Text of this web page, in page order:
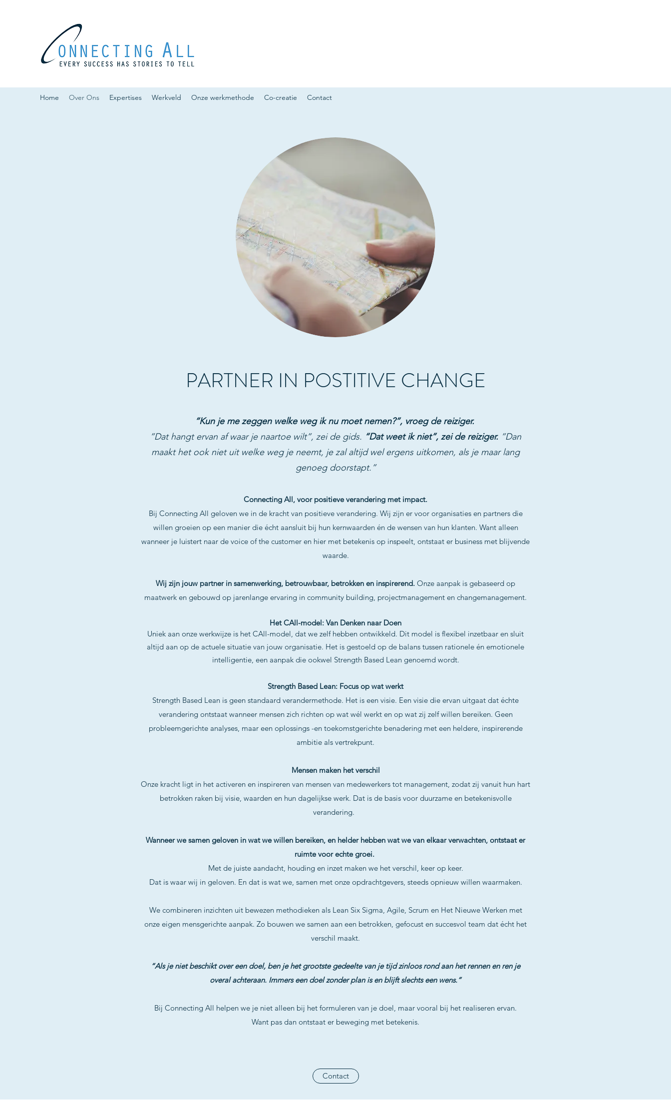
Home Over Ons Expertises Werkveld Onze werkmethode Co-creatie Contact
PARTNER IN POSTITIVE CHANGE
“Kun je me zeggen welke weg ik nu moet nemen?”, vroeg de reiziger.
”Dat hangt ervan af waar je naartoe wilt”, zei de gids. “Dat weet ik niet”, zei de reiziger. ”Dan
maakt het ook niet uit welke weg je neemt, je zal altijd wel ergens uitkomen, als je maar lang
genoeg doorstapt.”
Connecting All, voor positieve verandering met impact.
Bij Connecting All geloven we in de kracht van positieve verandering. Wij zijn er voor organisaties en partners die
willen groeien op een manier die écht aansluit bij hun kernwaarden én de wensen van hun klanten. Want alleen
wanneer je luistert naar de voice of the customer en hier met betekenis op inspeelt, ontstaat er business met blijvende
waarde.
Wij zijn jouw partner in samenwerking, betrouwbaar, betrokken en inspirerend. Onze aanpak is gebaseerd op
maatwerk en gebouwd op jarenlange ervaring in community building, projectmanagement en changemanagement.
Het CAll-model: Van Denken naar Doen
Uniek aan onze werkwijze is het CAll-model, dat we zelf hebben ontwikkeld. Dit model is flexibel inzetbaar en sluit
altijd aan op de actuele situatie van jouw organisatie. Het is gestoeld op de balans tussen rationele én emotionele
intelligentie, een aanpak die ookwel Strength Based Lean genoemd wordt.
Strength Based Lean: Focus op wat werkt
Strength Based Lean is geen standaard verandermethode. Het is een visie. Een visie die ervan uitgaat dat échte
verandering ontstaat wanneer mensen zich richten op wat wél werkt en op wat zij zelf willen bereiken. Geen
probleemgerichte analyses, maar een oplossings -en toekomstgerichte benadering met een heldere, inspirerende
ambitie als vertrekpunt.
Mensen maken het verschil
Onze kracht ligt in het activeren en inspireren van mensen van medewerkers tot management, zodat zij vanuit hun hart
betrokken raken bij visie, waarden en hun dagelijkse werk. Dat is de basis voor duurzame en betekenisvolle
verandering.
Wanneer we samen geloven in wat we willen bereiken, en helder hebben wat we van elkaar verwachten, ontstaat er
ruimte voor echte groei.
Met de juiste aandacht, houding en inzet maken we het verschil, keer op keer.
Dat is waar wij in geloven. En dat is wat we, samen met onze opdrachtgevers, steeds opnieuw willen waarmaken.
We combineren inzichten uit bewezen methodieken als Lean Six Sigma, Agile, Scrum en Het Nieuwe Werken met
onze eigen mensgerichte aanpak. Zo bouwen we samen aan een betrokken, gefocust en succesvol team dat écht het
verschil maakt.
“Als je niet beschikt over een doel, ben je het grootste gedeelte van je tijd zinloos rond aan het rennen en ren je
overal achteraan. Immers een doel zonder plan is en blijft slechts een wens.”
Bij Connecting All helpen we je niet alleen bij het formuleren van je doel, maar vooral bij het realiseren ervan.
Want pas dan ontstaat er beweging met betekenis.
Contact